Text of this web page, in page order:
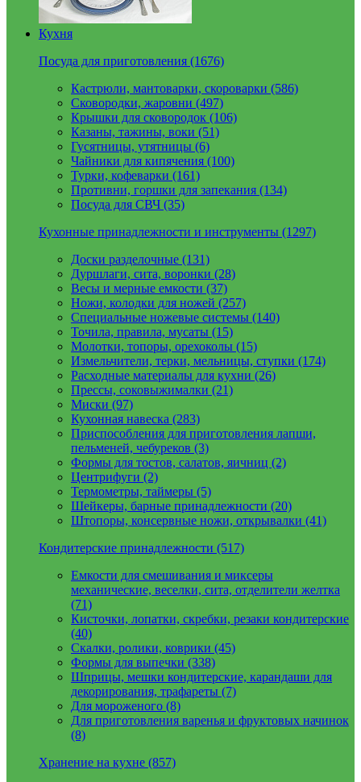
Кухня
Посуда для приготовления (1676)
Кастрюли, мантоварки, скороварки (586)
Сковородки, жаровни (497)
Крышки для сковородок (106)
Казаны, тажины, воки (51)
Гусятницы, утятницы (6)
Чайники для кипячения (100)
Турки, кофеварки (161)
Противни, горшки для запекания (134)
Посуда для СВЧ (35)
Кухонные принадлежности и инструменты (1297)
Доски разделочные (131)
Дуршлаги, сита, воронки (28)
Весы и мерные емкости (37)
Ножи, колодки для ножей (257)
Специальные ножевые системы (140)
Точила, правила, мусаты (15)
Молотки, топоры, орехоколы (15)
Измельчители, терки, мельницы, ступки (174)
Расходные материалы для кухни (26)
Прессы, соковыжималки (21)
Миски (97)
Кухонная навеска (283)
Приспособления для приготовления лапши,
пельменей, чебуреков (3)
Формы для тостов, салатов, яичниц (2)
Центрифуги (2)
Термометры, таймеры (5)
Шейкеры, барные принадлежности (20)
Штопоры, консервные ножи, открывалки (41)
Кондитерские принадлежности (517)
Емкости для смешивания и миксеры
механические, веселки, сита, отделители желтка
(71)
Кисточки, лопатки, скребки, резаки кондитерские
(40)
Скалки, ролики, коврики (45)
Формы для выпечки (338)
Шприцы, мешки кондитерские, карандаши для
декорирования, трафареты (7)
Для мороженого (8)
Для приготовления варенья и фруктовых начинок
(8)
Хранение на кухне (857)